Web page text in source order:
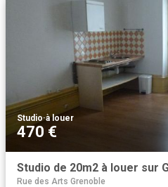
Studio·à louer
470 €
Studio de 20m2 à louer sur
Rue des Arts Grenoble